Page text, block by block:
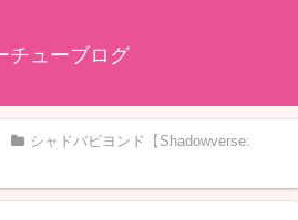
チューブログ
シャドバビヨンド【Shadowverse: